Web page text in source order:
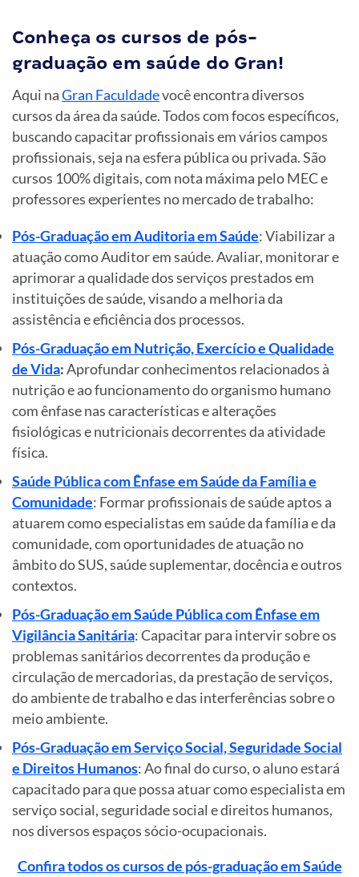
Conheça os cursos de pós-
graduação em saúde do Gran!
Aqui naGran Faculdadevocê encontra diversos
cursos da área da saúde. Todos com focos específicos,
buscando capacitar profissionais em vários campos
profissionais, seja na esfera pública ou privada. São
cursos 100% digitais, com nota máxima pelo MEC e
professores experientes no mercado de trabalho:
Pós-Graduação em Auditoria em Saúde: Viabilizar a
atuação como Auditor em saúde. Avaliar, monitorar e
aprimorar a qualidade dos serviços prestados em
instituições de saúde, visando a melhoria da
assistência e eficiência dos processos.
Pós-Graduação em Nutrição, Exercício e Qualidade
de Vida:Aprofundar conhecimentos relacionados à
nutrição e ao funcionamento do organismo humano
com ênfase nas características e alterações
fisiológicas e nutricionais decorrentes da atividade
física.
Saúde Pública com Ênfase em Saúde da Família e
Comunidade: Formar profissionais de saúde aptos a
atuarem como especialistas em saúde da família e da
comunidade, com oportunidades de atuação no
âmbito do SUS, saúde suplementar, docência e outros
contextos.
Pós-Graduação em Saúde Pública com Ênfase em
Vigilância Sanitária: Capacitar para intervir sobre os
problemas sanitários decorrentes da produção e
circulação de mercadorias, da prestação de serviços,
do ambiente de trabalho e das interferências sobre o
meio ambiente.
Pós-Graduação em Serviço Social, Seguridade Social
e Direitos Humanos: Ao final do curso, o aluno estará
capacitado para que possa atuar como especialista em
serviço social, seguridade social e direitos humanos,
nos diversos espaços sócio-ocupacionais.
Confira todos os cursos de pós-graduação em Saúde